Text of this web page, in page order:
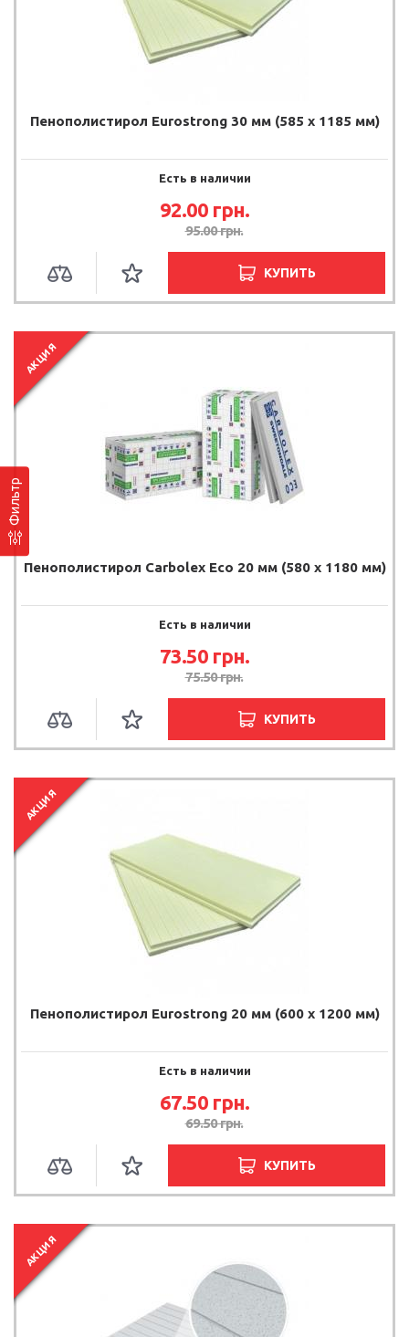
Фильтр
Пенополистирол Eurostrong 30 мм (585 x 1185 мм)
Есть в наличии
92.00 грн.
95.00грн.
КУПИТЬ
АКЦИЯ
Пенополистирол Carbolex Eco 20 мм (580 х 1180 мм)
Есть в наличии
73.50 грн.
75.50грн.
КУПИТЬ
АКЦИЯ
Пенополистирол Eurostrong 20 мм (600 x 1200 мм)
Есть в наличии
67.50 грн.
69.50грн.
КУПИТЬ
АКЦИЯ